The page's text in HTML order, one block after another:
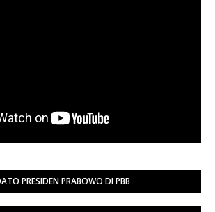
PRESIDEN PRABOWO DI PBB